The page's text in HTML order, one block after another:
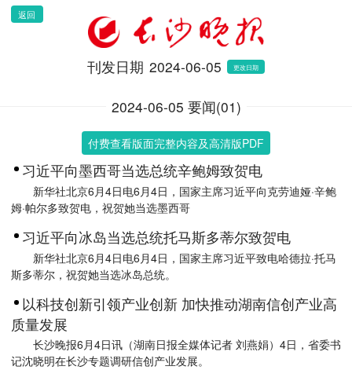
返回
刊发日期 2024-06-05 更改日期
2024-06-05 要闻(01)
付费查看版面完整内容及高清版PDF
习近平向墨西哥当选总统辛鲍姆致贺电
新华社北京6月4日电6月4日，国家主席习近平向克劳迪娅·辛鲍
姆·帕尔多致贺电，祝贺她当选墨西哥
习近平向冰岛当选总统托马斯多蒂尔致贺电
新华社北京6月4日电6月4日，国家主席习近平致电哈德拉·托马
斯多蒂尔，祝贺她当选冰岛总统。
以科技创新引领产业创新 加快推动湖南信创产业高
质量发展
长沙晚报6月4日讯（湖南日报全媒体记者 刘燕娟）4日，省委书
记沈晓明在长沙专题调研信创产业发展。